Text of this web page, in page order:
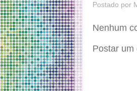
Postado por
Nenhum
Postar um